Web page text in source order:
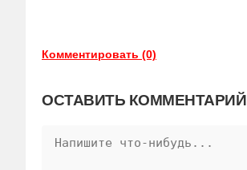
Комментировать (0)
ОСТАВИТЬ КОММЕНТАРИЙ